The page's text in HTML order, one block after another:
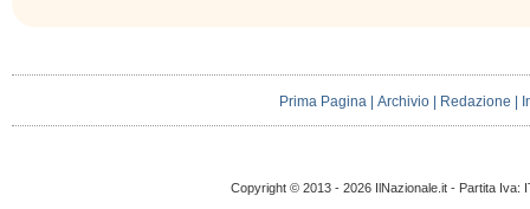
Prima Pagina |Archivio | Redazione |
Copyright © 2013 - 2026 IlNazionale.it - Partita Iva: